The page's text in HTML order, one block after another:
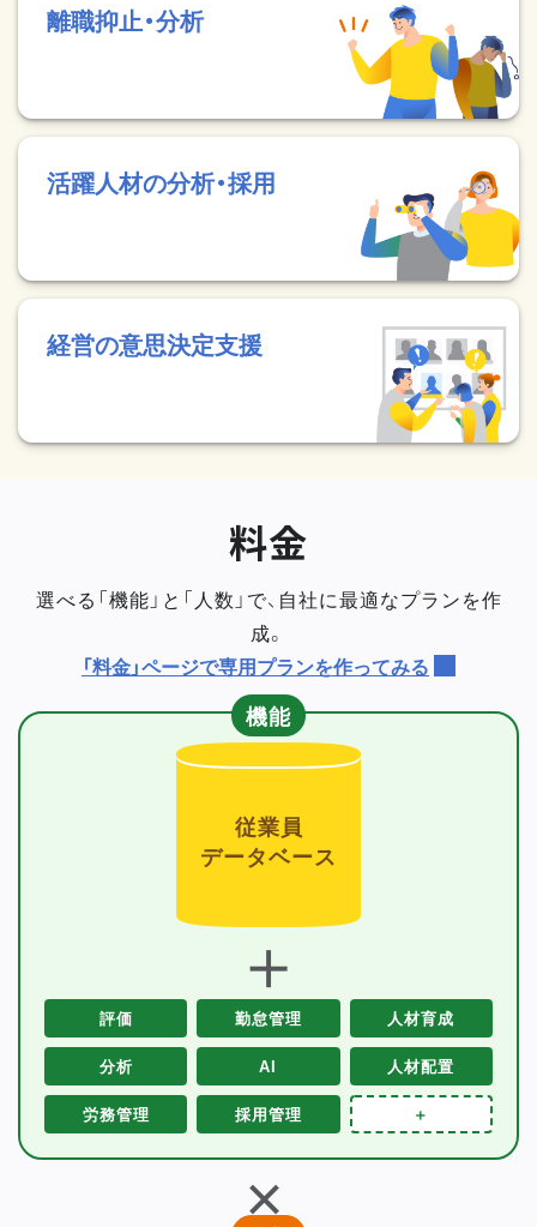
離職抑止・分析
活躍人材の分析・採用
経営の意思決定支援
料金
選べる「機能」と「人数」で、自社に最適なプランを作
成。
「料金」ページで専用プランを作ってみる
機能
従業員
データベース
＋
評価 勤怠管理 人材育成
分析 AI 人材配置
労務管理 採用管理 ＋
＋